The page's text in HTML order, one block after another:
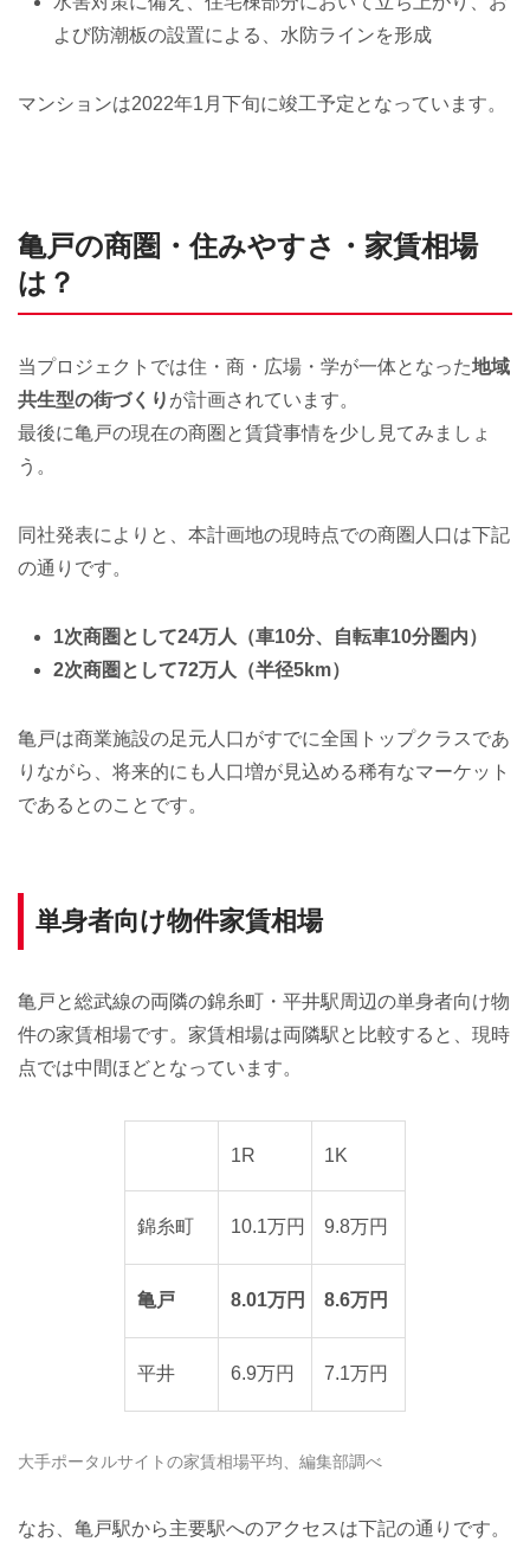
よび防潮板の設置による、水防ラインを形成
マンションは2022年1月下旬に竣工予定となっています。
亀戸の商圏・住みやすさ・家賃相場
は？
当プロジェクトでは住・商・広場・学が一体となった地域
共生型の街づくり が計画されています。
最後に亀戸の現在の商圏と賃貸事情を少し見てみましょ
う。
同社発表によりと、本計画地の現時点での商圏人口は下記
の通りです。
1次商圏として24万人（車10分、自転車10分圏内）
2次商圏として72万人（半径5km）
亀戸は商業施設の足元人口がすでに全国トップクラスであ
りながら、将来的にも人口増が見込める稀有なマーケット
であるとのことです。
単身者向け物件家賃相場
亀戸と総武線の両隣の錦糸町・平井駅周辺の単身者向け物
件の家賃相場です。家賃相場は両隣駅と比較すると、現時
点では中間ほどとなっています。
1R 1K
錦糸町 10.1万円 9.8万円
亀戸 8.01万円 8.6万円
平井 6.9万円 7.1万円
大手ポータルサイトの家賃相場平均、編集部調べ
なお、亀戸駅から主要駅へのアクセスは下記の通りです。